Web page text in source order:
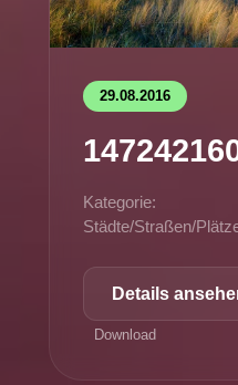
29.08.2016
Kategorie:
Städte/Straßen/
Details
Download